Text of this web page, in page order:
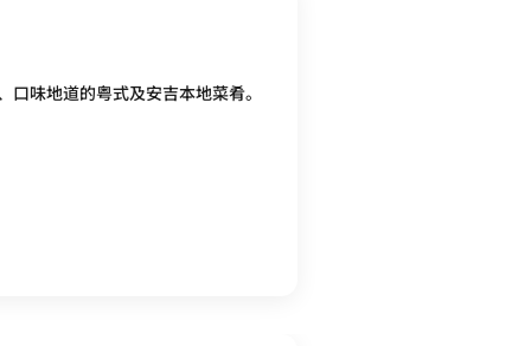
味地道的粤式及安吉本地菜肴。